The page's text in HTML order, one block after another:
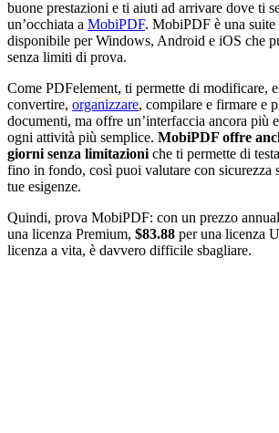
buone prestazioni e ti aiuti ad arrivare dove ti
un’occhiata a MobiPDF. MobiPDF è una suite
disponibile per Windows, Android e iOS che
senza limiti di prova.
Come PDFelement, ti permette di modificare,
convertire, organizzare, compilare e firmare e
documenti, ma offre un’interfaccia ancora più
ogni attività più semplice. MobiPDF offre
giorni senza limitazioni che ti permette di
fino in fondo, così puoi valutare con sicurezza
tue esigenze.
Quindi, prova MobiPDF: con un prezzo
una licenza Premium, $83.88 per una licenza
licenza a vita, è davvero difficile sbagliare.